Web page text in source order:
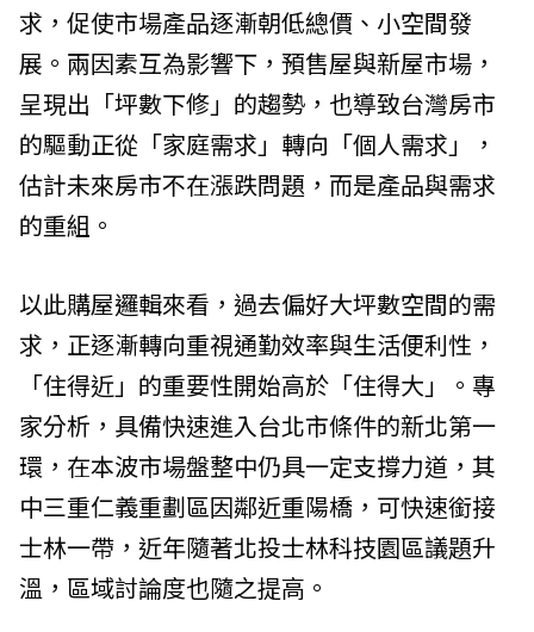
求，促使市場產品逐漸朝低總價、小空間發
展。兩因素互為影響下，預售屋與新屋市場，
呈現出「坪數下修」的趨勢，也導致台灣房市
的驅動正從「家庭需求」轉向「個人需求」，
估計未來房市不在漲跌問題，而是產品與需求
的重組。
以此購屋邏輯來看，過去偏好大坪數空間的需
求，正逐漸轉向重視通勤效率與生活便利性，
「住得近」的重要性開始高於「住得大」。專
家分析，具備快速進入台北市條件的新北第一
環，在本波市場盤整中仍具一定支撐力道，其
中三重仁義重劃區因鄰近重陽橋，可快速銜接
士林一帶，近年隨著北投士林科技園區議題升
溫，區域討論度也隨之提高。